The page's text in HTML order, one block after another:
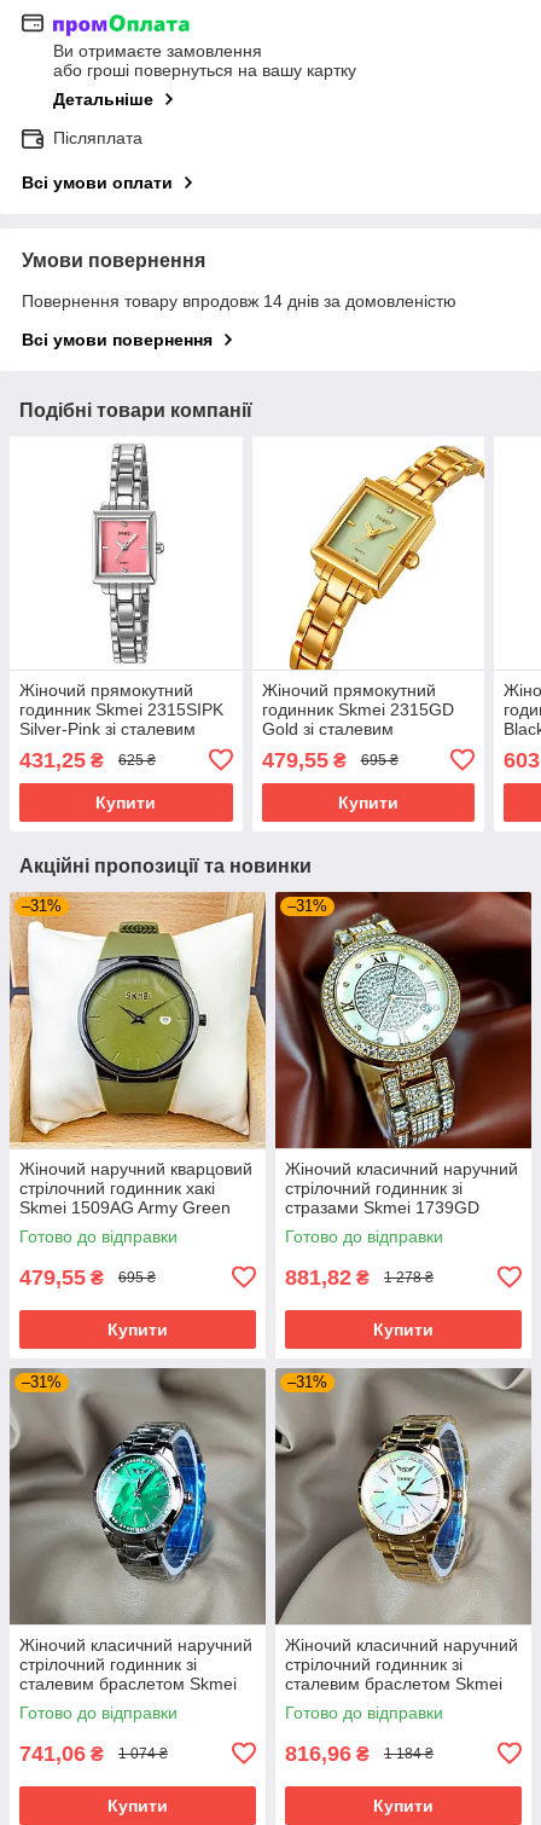
Ви отримаєте замовлення
або гроші повернуться на вашу картку
Детальніше
Післяплата
Всі умови оплати
Умови повернення
Повернення товару впродовж 14 днів за домовленістю
Всі умови повернення
Подібні товари компанії
Жіночий прямокутний
годинник Skmei 2315SIPK
Silver-Pink зі сталевим
431,25 ₴ 625 ₴
Купити
Жіночий прямокутний
годинник Skmei 2315GD
Gold зі сталевим
479,55₴ 695 ₴
Купити
Акційні пропозиції та новинки
–31%
Жіночий наручний кварцовий
стрілочний годинник хакі
Skmei 1509AG Army Green
Готово до відправки
479,55 ₴ 695 ₴
Купити
–31%
Жіночий класичний наручний
стрілочний годинник зі
стразами Skmei 1739GD
Готово до відправки
881,82 ₴ 1 278 ₴
Купити
–31%
Жіночий класичний наручний
стрілочний годинник зі
сталевим браслетом Skmei
1964 SIGN
Готово до відправки
741,06 ₴ 1 074 ₴
Купити
–31%
Жіночий класичний наручний
стрілочний годинник зі
сталевим браслетом Skmei
1964 GDWT
Готово до відправки
816,96 ₴ 1 184 ₴
Купити